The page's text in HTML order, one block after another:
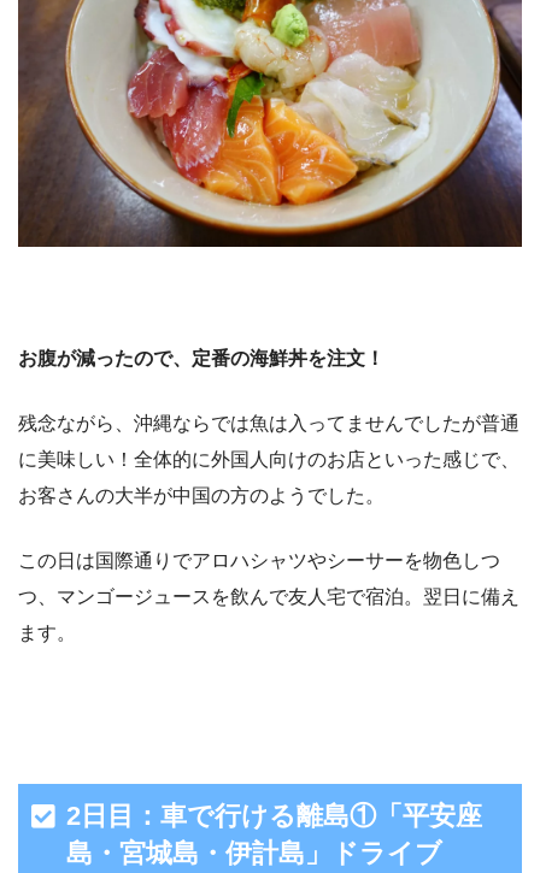
お腹が減ったので、定番の海鮮丼を注文！
残念ながら、沖縄ならでは魚は入ってませんでしたが普通
に美味しい！全体的に外国人向けのお店といった感じで、
お客さんの大半が中国の方のようでした。
この日は国際通りでアロハシャツやシーサーを物色しつ
つ、マンゴージュースを飲んで友人宅で宿泊。翌日に備え
ます。
2日目：車で行ける離島①「平安座
島・宮城島・伊計島」ドライブ